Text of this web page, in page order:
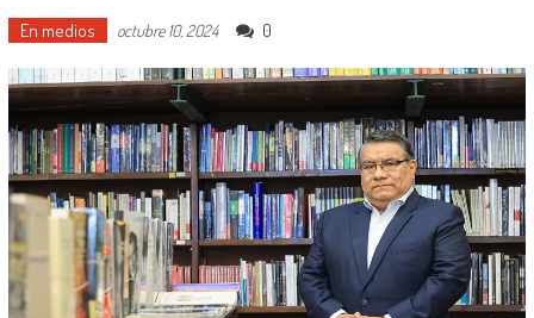
En medios octubre 10, 2024 0